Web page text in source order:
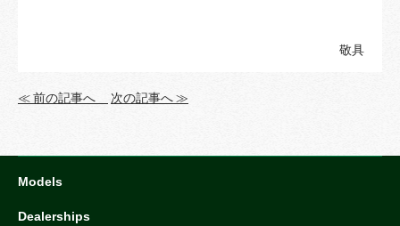
敬具
≪ 前の記事へ 次の記事へ ≫
Models
Dealerships